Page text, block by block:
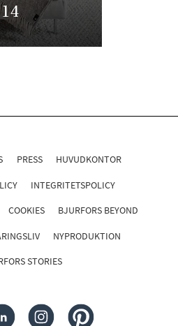
PRESS HUVUDKONTOR
INTEGRITETSPOLICY
COOKIES BJURFORS BEYOND
NYPRODUKTION
STORIES